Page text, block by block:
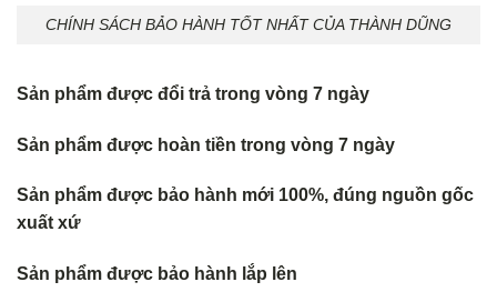
CHÍNH SÁCH BẢO HÀNH TỐT NHẤT CỦA THÀNH DŨNG
Sản phẩm được đổi trả trong vòng 7 ngày
Sản phẩm được hoàn tiền trong vòng 7 ngày
Sản phẩm được bảo hành mới 100%, đúng nguồn gốc
xuất xứ
Sản phẩm được bảo hành lắp lên